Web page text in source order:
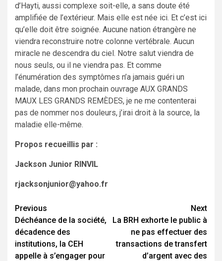
d’Hayti, aussi complexe soit-elle, a sans doute été
amplifiée de l’extérieur. Mais elle est née ici. Et c’est ici
qu’elle doit être soignée. Aucune nation étrangère ne
viendra reconstruire notre colonne vertébrale. Aucun
miracle ne descendra du ciel. Notre salut viendra de
nous seuls, ou il ne viendra pas. Et comme
l’énumération des symptômes n’a jamais guéri un
malade, dans mon prochain ouvrage AUX GRANDS
MAUX LES GRANDS REMÈDES, je ne me contenterai
pas de nommer nos douleurs, j’irai droit à la source, la
maladie elle-même.
Propos recueillis par :
Jackson Junior RINVIL
rjacksonjunior@yahoo.fr
Continue
Reading
Previous
Déchéance de la société,
décadence des
institutions, la CEH
appelle à s’engager pour
Next
La BRH exhorte le public à
ne pas effectuer des
transactions de transfert
d’argent avec des